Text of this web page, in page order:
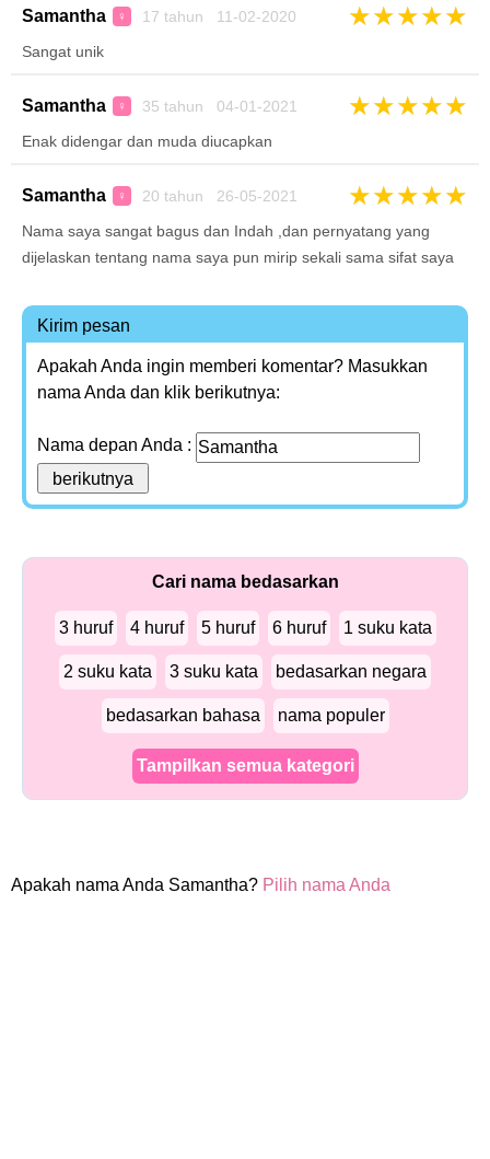
Samantha ♀ 17 tahun 11-02-2020 ★★★★★
Sangat unik
Samantha ♀ 35 tahun 04-01-2021 ★★★★★
Enak didengar dan muda diucapkan
Samantha ♀ 20 tahun 26-05-2021 ★★★★★
Nama saya sangat bagus dan Indah ,dan pernyatang yang
dijelaskan tentang nama saya pun mirip sekali sama sifat saya
Kirim pesan
Apakah Anda ingin memberi komentar? Masukkan
nama Anda dan klik berikutnya:
Nama depan Anda :
Cari nama bedasarkan
3 huruf 4 huruf 5 huruf 6 huruf 1 suku kata
2 suku kata 3 suku kata bedasarkan negara
bedasarkan bahasa nama populer
Tampilkan semua kategori
Apakah nama Anda Samantha? Pilih nama Anda